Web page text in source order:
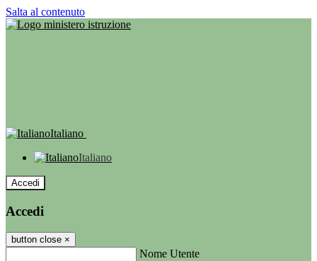
Salta al contenuto
Italiano
Italiano
Accedi
Accedi
button close ×
Nome Utente